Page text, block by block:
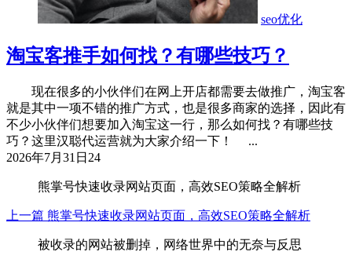
seo优化
淘宝客推手如何找？有哪些技巧？
现在很多的小伙伴们在网上开店都需要去做推广，淘宝客
就是其中一项不错的推广方式，也是很多商家的选择，因此有
不少小伙伴们想要加入淘宝这一行，那么如何找？有哪些技
巧？这里汉聪代运营就为大家介绍一下！ ...
2026年7月31日 24
熊掌号快速收录网站页面，高效SEO策略全解析
上一篇 熊掌号快速收录网站页面，高效SEO策略全解析
被收录的网站被删掉，网络世界中的无奈与反思